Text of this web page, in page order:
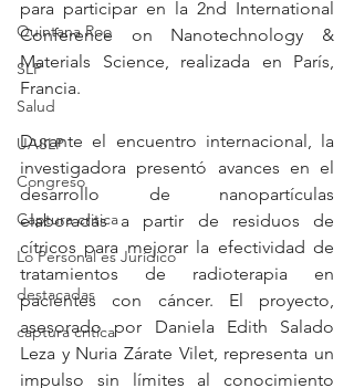
Quintana Roo
SLP
Salud
UASLP
Congreso
Captura critica
Lo Personal es Jurídico
destacadas
captura critica
para participar en la 2nd International
Conference on Nanotechnology &
Materials Science, realizada en París,
Francia.
Durante el encuentro internacional, la
investigadora presentó avances en el
desarrollo de nanopartículas
elaboradas a partir de residuos de
cítricos para mejorar la efectividad de
tratamientos de radioterapia en
pacientes con cáncer. El proyecto,
asesorado por Daniela Edith Salado
Leza y Nuria Zárate Vilet, representa un
impulso sin límites al conocimiento